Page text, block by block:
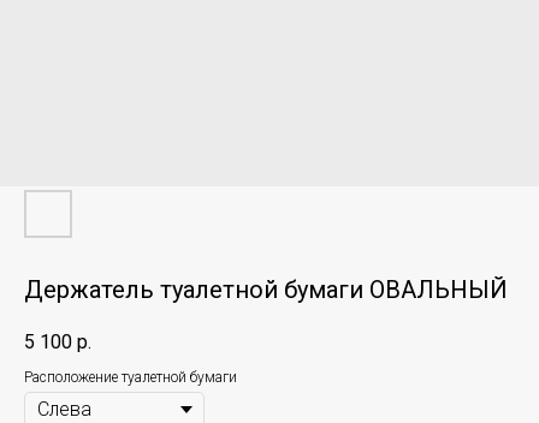
Держатель туалетной бумаги ОВАЛЬНЫЙ
5 100 р.
Расположение туалетной бумаги